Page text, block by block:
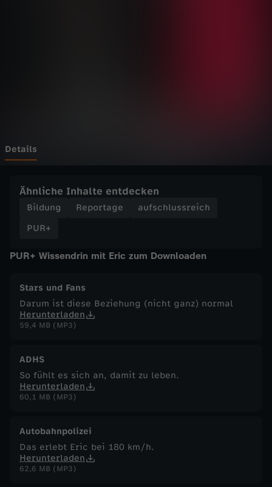
n
n
g
e
n
n
c
h
Details
Ähnliche Inhalte entdecken
Bildung Reportage
aufschlussreich
PUR+
PUR+ Wissendrin mit Eric zum Downloaden
Stars und Fans
Darum ist diese Beziehung (nicht ganz) normal
Herunterladen
59,4 MB (MP3)
ADHS
So fühlt es sich an, damit zu leben.
Herunterladen
60,1 MB (MP3)
Autobahnpolizei
Das erlebt Eric bei 180 km/h.
Herunterladen
62,6 MB (MP3)